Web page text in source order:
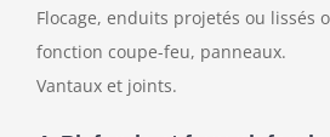
Flocage, enduits projetés ou lissés
fonction coupe-feu, panneaux.
Vantaux et joints.